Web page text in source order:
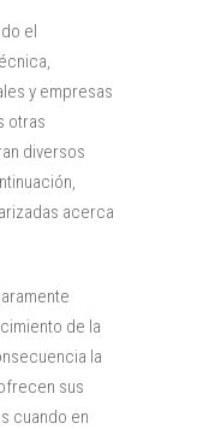
el
y empresas
otras
diversos
acerca
de la
la
sus
cuando en